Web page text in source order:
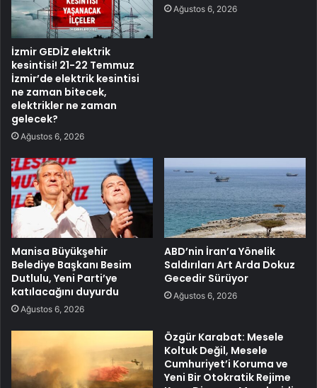
İzmir GEDİZ elektrik
kesintisi! 21-22 Temmuz
İzmir’de elektrik kesintisi
ne zaman bitecek,
elektrikler ne zaman
gelecek?
Ağustos 6, 2026
Ağustos 6, 2026
Manisa Büyükşehir
Belediye Başkanı Besim
Dutlulu, Yeni Parti’ye
katılacağını duyurdu
Ağustos 6, 2026
ABD’nin İran’a Yönelik
Saldırıları Art Arda Dokuz
Gecedir Sürüyor
Ağustos 6, 2026
Özgür Karabat: Mesele
Koltuk Değil, Mesele
Cumhuriyet’i Koruma ve
Yeni Bir Otokratik Rejime